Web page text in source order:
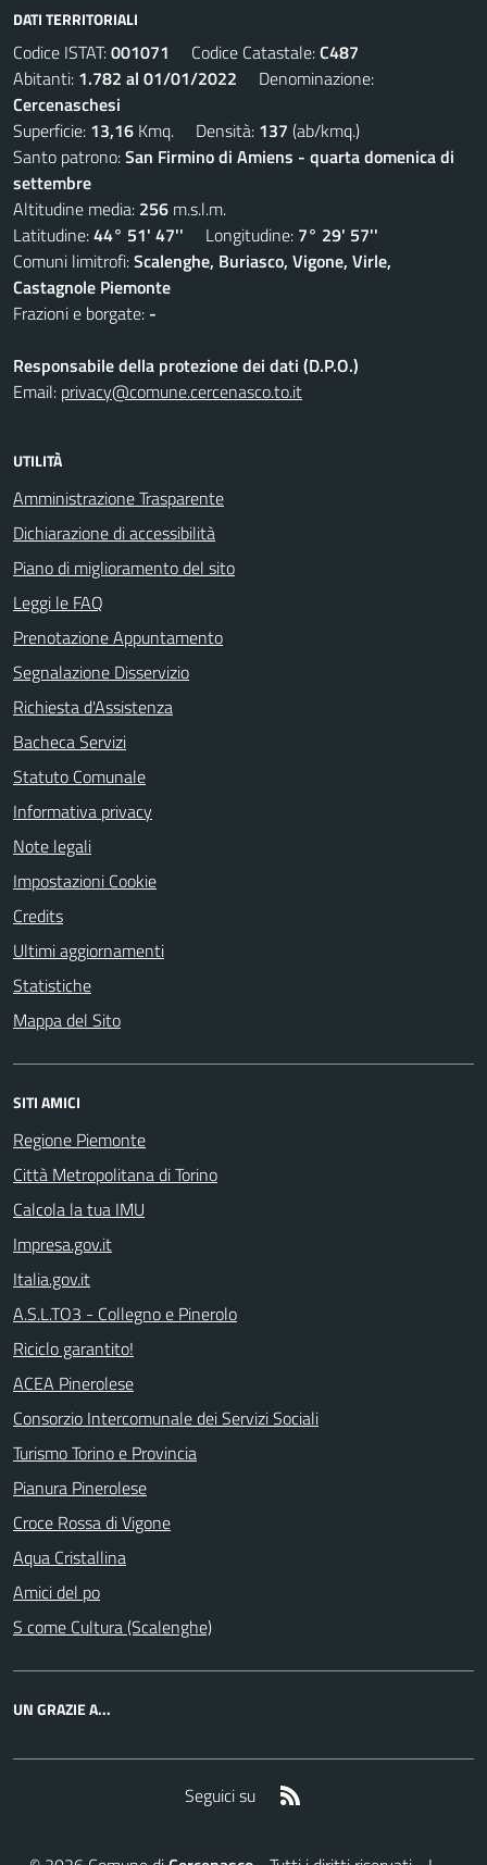
DATI TERRITORIALI
Codice ISTAT:001071 Codice Catastale:C487
Abitanti: 1.782 al 01/01/2022 Denominazione:
Cercenaschesi
Superficie: 13,16 Kmq. Densità: 137 (ab/kmq.)
Santo patrono:San Firmino di Amiens - quarta domenica di
settembre
Altitudine media: 256 m.s.l.m.
Latitudine:44° 51' 47'' Longitudine: 7° 29' 57''
Comuni limitrofi:Scalenghe, Buriasco, Vigone, Virle,
Castagnole Piemonte
Frazioni e borgate: -
Responsabile della protezione dei dati (D.P.O.)
Email: privacy@comune.cercenasco.to.it
UTILITÀ
Amministrazione Trasparente
Dichiarazione di accessibilità
Piano di miglioramento del sito
Leggi le FAQ
Prenotazione Appuntamento
Segnalazione Disservizio
Richiesta d'Assistenza
Bacheca Servizi
Statuto Comunale
Informativa privacy
Note legali
Impostazioni Cookie
Credits
Ultimi aggiornamenti
Statistiche
Mappa del Sito
SITI AMICI
Regione Piemonte
Città Metropolitana di Torino
Calcola la tua IMU
Impresa.gov.it
Italia.gov.it
A.S.L.TO3 - Collegno e Pinerolo
Riciclo garantito!
ACEA Pinerolese
Consorzio Intercomunale dei Servizi Sociali
Turismo Torino e Provincia
Pianura Pinerolese
Croce Rossa di Vigone
Aqua Cristallina
Amici del po
S come Cultura (Scalenghe)
UN GRAZIE A...
Seguici su